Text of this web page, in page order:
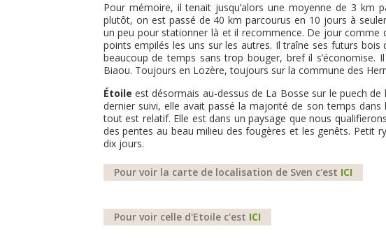
Pour mémoire, il tenait jusqu’alors une moyenne de 3 km
plutôt, on est passé de 40 km parcourus en 10 jours à
un peu pour stationner là et il recommence. De jour comme
points empilés les uns sur les autres. Il traîne ses futurs bois
beaucoup de temps sans trop bouger, bref il
Biaou. Toujours en Lozère, toujours sur la commune des
Étoile est désormais au-dessus de La Bosse sur le puech
dernier suivi, elle avait passé la majorité de son temps
tout est relatif. Elle est dans un paysage que nous
des pentes au beau milieu des fougères et les genêts. Petit
dix jours.
Pour voir la carte de localisation de Sven c'est ICI
Pour voir celle d'Etoile c'est ICI